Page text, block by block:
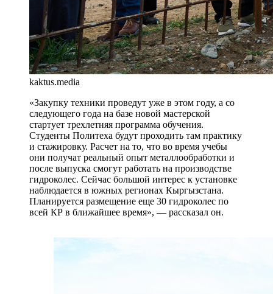
kaktus.media
«Закупку техники проведут уже в этом году, а со
следующего года на базе новой мастерской
стартует трехлетняя программа обучения.
Студенты Политеха будут проходить там практику
и стажировку. Расчет на то, что во время учебы
они получат реальный опыт металлообработки и
после выпуска смогут работать на производстве
гидроколес. Сейчас большой интерес к установке
наблюдается в южных регионах Кыргызстана.
Планируется размещение еще 30 гидроколес по
всей КР в ближайшее время», — рассказал он.